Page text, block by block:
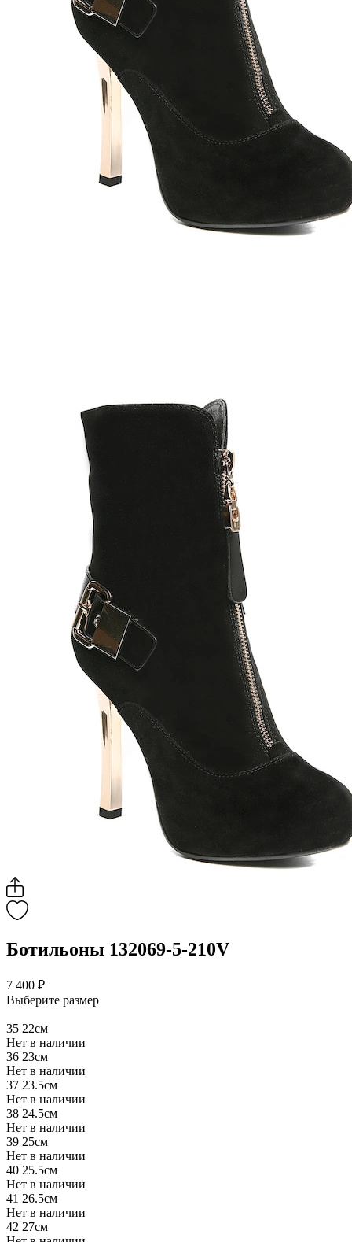
Ботильоны 132069-5-210V
7 400 ₽
Выберите размер
35 22см
Нет в наличии
36 23см
Нет в наличии
37 23.5см
Нет в наличии
38 24.5см
Нет в наличии
39 25см
Нет в наличии
40 25.5см
Нет в наличии
41 26.5см
Нет в наличии
42 27см